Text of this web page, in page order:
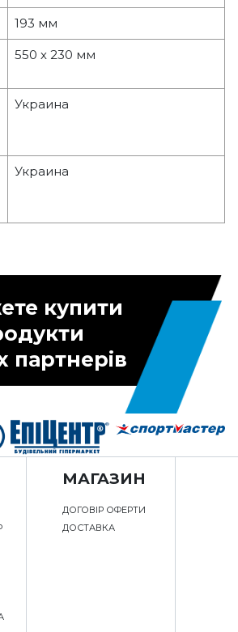
193 мм
550 х 230 мм
Украина
Украина
купити
партнерів
МАГАЗИН
ДОГОВІР ОФЕРТИ
ДОСТАВКА